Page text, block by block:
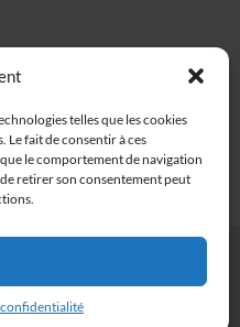
telles que les cookies
fait de consentir à ces
le comportement de navigation
retirer son consentement peut